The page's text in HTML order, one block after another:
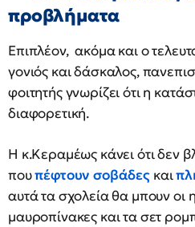
προβλήματα
Επιπλέον, ακόμα και ο
γονιός και δάσκαλος,
φοιτητής γνωρίζει ότι η
διαφορετική.
Η κ.Κεραμέως κάνει ότι δεν
πουπέφτουν σοβάδεςκαι
αυτά τα σχολεία θα μπουν οι
μαυροπίνακες και τα σετ